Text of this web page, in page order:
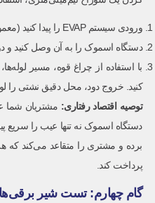
ورودی سیستم EVAP را پیدا کنید (معمولاً شلنگ متصل به شیر برقی پرچ).
دستگاه اسموک را به آن وصل کنید و
با استفاده از چراغ قوه، مسیر
کنید. خروج دود، محل دقیق نشتی را
توصیه اقتصاد رفتاری: مشتریان شما
دستگاه اسموک نه تنها عیب را سریع
برده و مشتری را متقاعد می‌کند
پرداخت کند.
گام چهارم: تست شیر برقی‌ها